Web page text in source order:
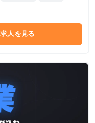
求人を見る